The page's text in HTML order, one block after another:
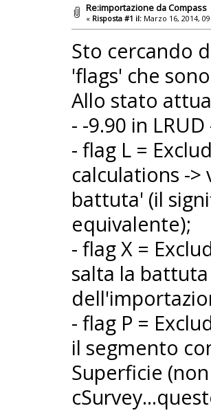
Re:importazione da Compass
« Risposta #1 il: Marzo 16, 2014,
Sto cercando
'flags' che
Allo stato
- -9.90 in
- flag L =
calculations -
battuta' (il
equivalente);
- flag X =
salta la
- flag P =
il segmento
Superficie